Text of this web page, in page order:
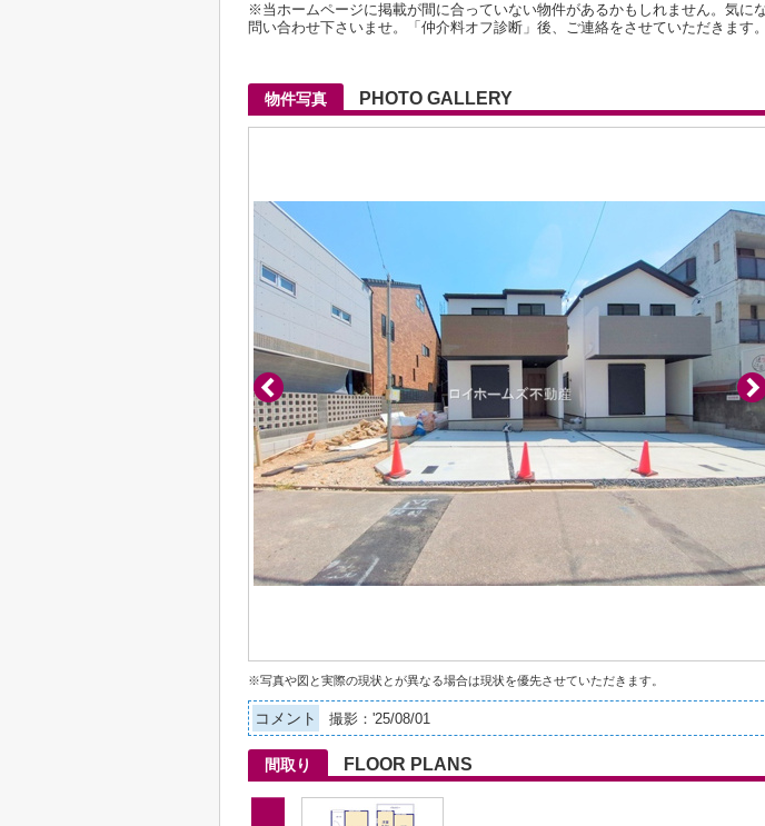
※当ホームページに掲載が間に合っていない物件があるかもしれません。気に
問い合わせ下さいませ。「仲介料オフ診断」後、ご連絡をさせていただきます。
物件写真 PHOTO GALLERY
※写真や図と実際の現状とが異なる場合は現状を優先させていただきます。
コメント 撮影：'25/08/01
間取り FLOOR PLANS